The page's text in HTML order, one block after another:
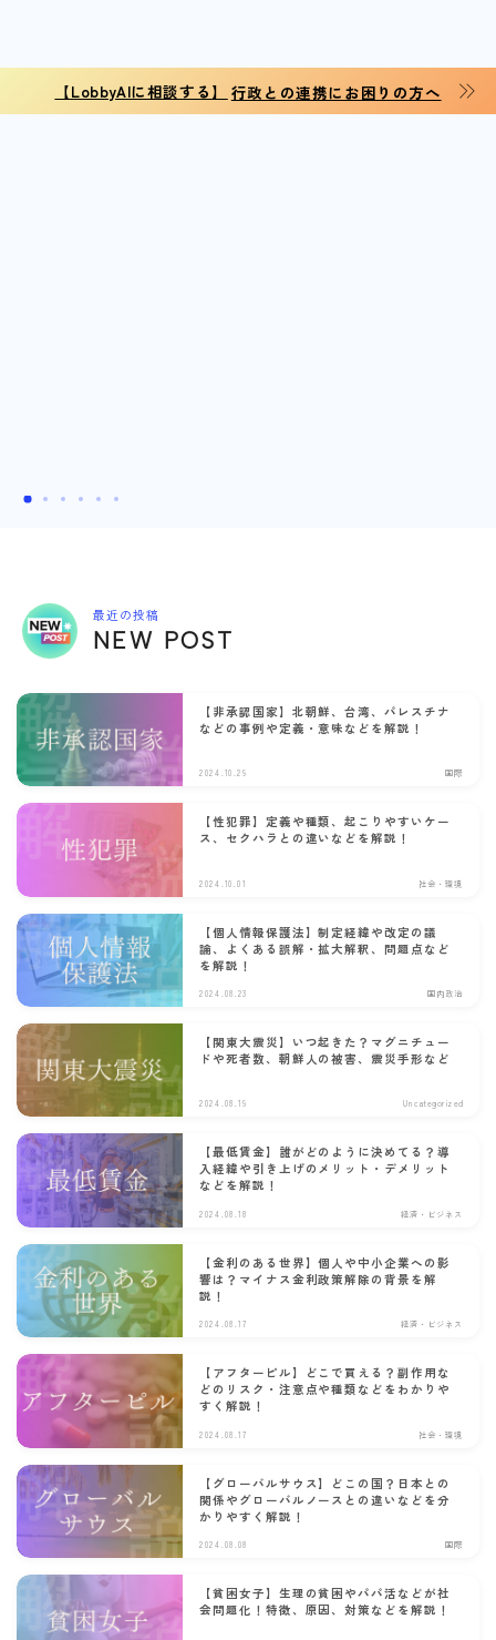
【LobbyAIに相談する】 行政との連携にお困りの方へ
最近の投稿
NEW POST
【非承認国家】北朝鮮、台湾、パレスチナ
などの事例や定義・意味などを解説！
2024.10.29 国際
【性犯罪】定義や種類、起こりやすいケー
ス、セクハラとの違いなどを解説！
2024.10.01 社会・環境
【個人情報保護法】制定経緯や改定の議
論、よくある誤解・拡大解釈、問題点など
を解説！
2024.08.23 国内政治
【関東大震災】いつ起きた？マグニチュー
ドや死者数、朝鮮人の被害、震災手形など
2024.08.19 Uncategorized
【最低賃金】誰がどのように決めてる？導
入経緯や引き上げのメリット・デメリット
などを解説！
2024.08.18 経済・ビジネス
【金利のある世界】個人や中小企業への影
響は？マイナス金利政策解除の背景を解
説！
2024.08.17 経済・ビジネス
【アフターピル】どこで買える？副作用な
どのリスク・注意点や種類などをわかりや
すく解説！
2024.08.17 社会・環境
【グローバルサウス】どこの国？日本との
関係やグローバルノースとの違いなどを分
かりやすく解説！
2024.08.08 国際
【貧困女子】生理の貧困やパパ活などが社
会問題化！特徴、原因、対策などを解説！